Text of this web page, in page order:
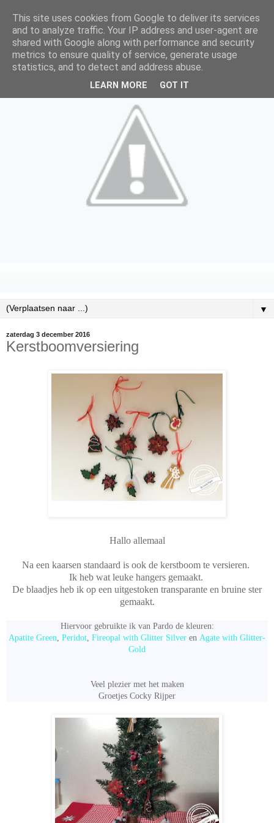
▼
zaterdag 3 december 2016
Kerstboomversiering
Hallo allemaal
Na een kaarsen standaard is ook de kerstboom te versieren.
Ik heb wat leuke hangers gemaakt.
De blaadjes heb ik op een uitgestoken transparante en bruine ster
gemaakt.
Hiervoor gebruikte ik van Pardo de kleuren:
Apatite Green Peridot Fireopal with Glitter Silver en Agate with Glitter-
Gold
Veel plezier met het maken
Groetjes Cocky Rijper
This site uses cookies from Google to deliver its services
and to analyze traffic. Your IP address and user-agent are
shared with Google along with performance and security
metrics to ensure quality of service, generate usage
statistics, and to detect and address abuse.
LEARN MORE GOT IT